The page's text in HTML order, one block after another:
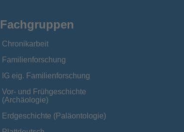
Fachgruppen
Chronikarbeit
Familienforschung
IG eig. Familienforschung
Vor- und Frühgeschichte
(Archäologie)
Erdgeschichte (Paläontologie)